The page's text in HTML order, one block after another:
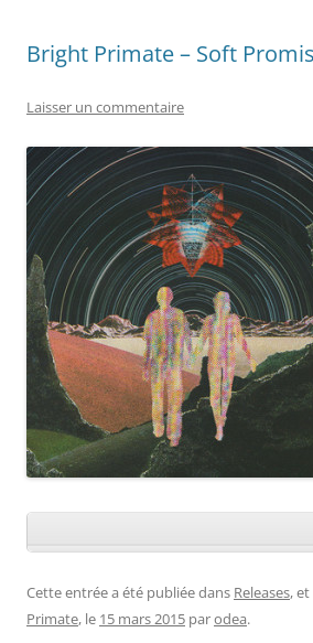
Bright Primate – Soft
Laisser un commentaire
Cette entrée a été publiée dans Releases,
Primate, le 15 mars 2015 parodea.